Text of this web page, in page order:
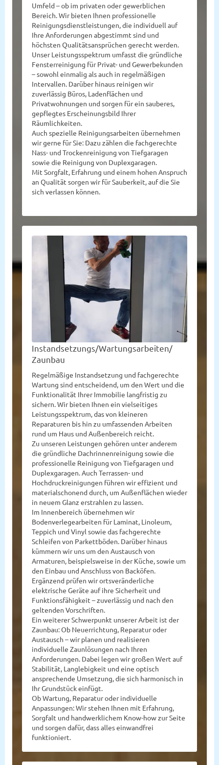
Umfeld – ob im privaten oder gewerblichen
Bereich. Wir bieten Ihnen professionelle
Reinigungsdienstleistungen, die individuell auf
Ihre Anforderungen abgestimmt sind und
höchsten Qualitätsansprüchen gerecht werden.
Unser Leistungsspektrum umfasst die gründliche
Fensterreinigung für Privat- und Gewerbekunden
– sowohl einmalig als auch in regelmäßigen
Intervallen. Darüber hinaus reinigen wir
zuverlässig Büros, Ladenflächen und
Privatwohnungen und sorgen für ein sauberes,
gepflegtes Erscheinungsbild Ihrer
Räumlichkeiten.
Auch spezielle Reinigungsarbeiten übernehmen
wir gerne für Sie: Dazu zählen die fachgerechte
Nass- und Trockenreinigung von Tiefgaragen
sowie die Reinigung von Duplexgaragen.
Mit Sorgfalt, Erfahrung und einem hohen Anspruch
an Qualität sorgen wir für Sauberkeit, auf die Sie
sich verlassen können.
Instandsetzungs/Wartungsarbeiten/
Zaunbau
Regelmäßige Instandsetzung und fachgerechte
Wartung sind entscheidend, um den Wert und die
Funktionalität Ihrer Immobilie langfristig zu
sichern. Wir bieten Ihnen ein vielseitiges
Leistungsspektrum, das von kleineren
Reparaturen bis hin zu umfassenden Arbeiten
rund um Haus und Außenbereich reicht.
Zu unseren Leistungen gehören unter anderem
die gründliche Dachrinnenreinigung sowie die
professionelle Reinigung von Tiefgaragen und
Duplexgaragen. Auch Terrassen- und
Hochdruckreinigungen führen wir effizient und
materialschonend durch, um Außenflächen wieder
in neuem Glanz erstrahlen zu lassen.
Im Innenbereich übernehmen wir
Bodenverlegearbeiten für Laminat, Linoleum,
Teppich und Vinyl sowie das fachgerechte
Schleifen von Parkettböden. Darüber hinaus
kümmern wir uns um den Austausch von
Armaturen, beispielsweise in der Küche, sowie um
den Einbau und Anschluss von Backöfen.
Ergänzend prüfen wir ortsveränderliche
elektrische Geräte auf ihre Sicherheit und
Funktionsfähigkeit – zuverlässig und nach den
geltenden Vorschriften.
Ein weiterer Schwerpunkt unserer Arbeit ist der
Zaunbau: Ob Neuerrichtung, Reparatur oder
Austausch – wir planen und realisieren
individuelle Zaunlösungen nach Ihren
Anforderungen. Dabei legen wir großen Wert auf
Stabilität, Langlebigkeit und eine optisch
ansprechende Umsetzung, die sich harmonisch in
Ihr Grundstück einfügt.
Ob Wartung, Reparatur oder individuelle
Anpassungen: Wir stehen Ihnen mit Erfahrung,
Sorgfalt und handwerklichem Know-how zur Seite
und sorgen dafür, dass alles einwandfrei
funktioniert.